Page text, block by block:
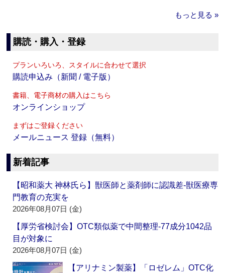
もっと見る »
購読・購入・登録
プランいろいろ、スタイルに合わせて選択
購読申込み（新聞 / 電子版）
書籍、電子商材の購入はこちら
オンラインショップ
まずはご登録ください
メールニュース 登録（無料）
新着記事
【昭和薬大 神林氏ら】獣医師と薬剤師に認識差‐獣医療専
門教育の充実を
2026年08月07日 (金)
【厚労省検討会】OTC類似薬で中間整理‐77成分1042品
目が対象に
2026年08月07日 (金)
【アリナミン製薬】「ロゼレム」OTC化